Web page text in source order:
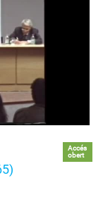
Accés
obert